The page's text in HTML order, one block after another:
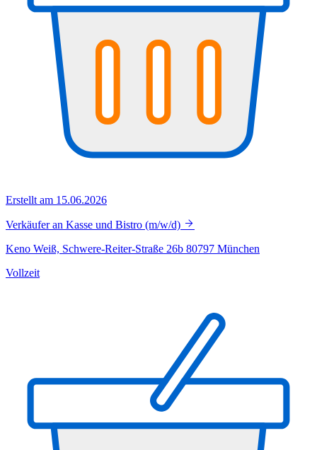
Erstellt am 15.06.2026
Verkäufer an Kasse und Bistro (m/w/d)
Keno Weiß, Schwere-Reiter-Straße 26b 80797 München
Vollzeit